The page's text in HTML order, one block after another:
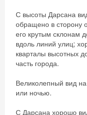
С высоты Дарсана
обращено в сторону
его крутым склонам
вдоль линий улиц;
кварталы высотных
часть города.
Великолепный вид
или ночью.
С Дарсана хорошо